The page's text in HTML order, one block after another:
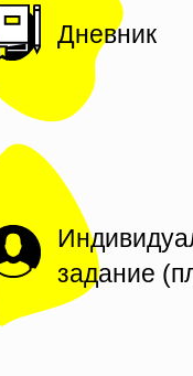
Дневник
задание